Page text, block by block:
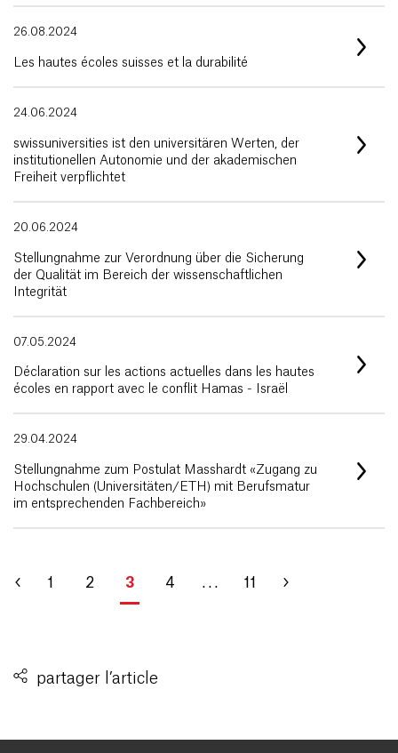
26.08.2024
Les hautes écoles suisses et la durabilité
24.06.2024
swissuniversities ist den universitären Werten, der
institutionellen Autonomie und der akademischen
Freiheit verpflichtet
20.06.2024
Stellungnahme zur Verordnung über die Sicherung
der Qualität im Bereich der wissenschaftlichen
Integrität
07.05.2024
Déclaration sur les actions actuelles dans les hautes
écoles en rapport avec le conflit Hamas - Israël
29.04.2024
Stellungnahme zum Postulat Masshardt «Zugang zu
Hochschulen (Universitäten/ETH) mit Berufsmatur
im entsprechenden Fachbereich»
1 2 3 4 . . . 11
partager l’article